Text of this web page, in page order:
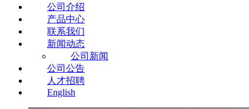
公司介绍
产品中心
联系我们
新闻动态
公司新闻
公司公告
人才招聘
English